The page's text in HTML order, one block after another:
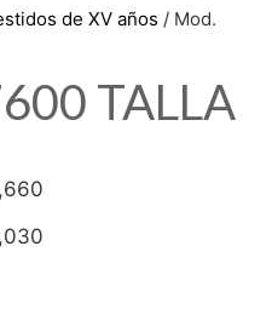
de XV años / Mod.
TALLA